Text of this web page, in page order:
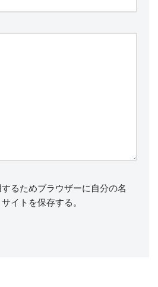
るためブラウザーに自分の名
イトを保存する。